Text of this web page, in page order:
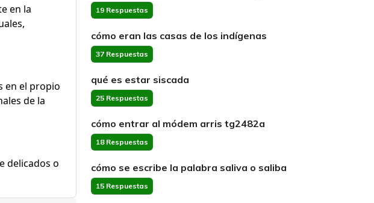
en la
en el propio
de la
delicados o
19 Respuestas
cómo eran las casas de los indígenas
37 Respuestas
qué es estar siscada
25 Respuestas
cómo entrar al módem arris tg2482a
18 Respuestas
cómo se escribe la palabra saliva o saliba
15 Respuestas